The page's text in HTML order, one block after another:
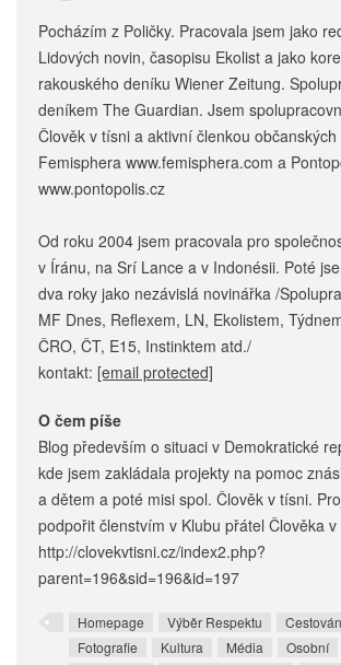
Pocházím z Poličky. Pracovala jsem jako
Lidových novin, časopisu Ekolist a jako
rakouského deníku Wiener Zeitung.
deníkem The Guardian. Jsem
Člověk v tísni a aktivní členkou
Femisphera www.femisphera.com a
www.pontopolis.cz
Od roku 2004 jsem pracovala pro
v Íránu, na Srí Lance a v Indonésii. Poté
dva roky jako nezávislá novinářka /
MF Dnes, Reflexem, LN, Ekolistem,
ČRO, ČT, E15, Instinktem atd./
kontakt: [email protected]
O čem píše
Blog především o situaci v Demokratické
kde jsem zakládala projekty na pomoc
a dětem a poté misi spol. Člověk v tísni.
podpořit členstvím v Klubu přátel Člověka v
http://clovekvtisni.cz/index2.php?
parent=196&sid=196&id=197
Homepage Výběr Respektu
Fotografie
Kultura Média Osobní